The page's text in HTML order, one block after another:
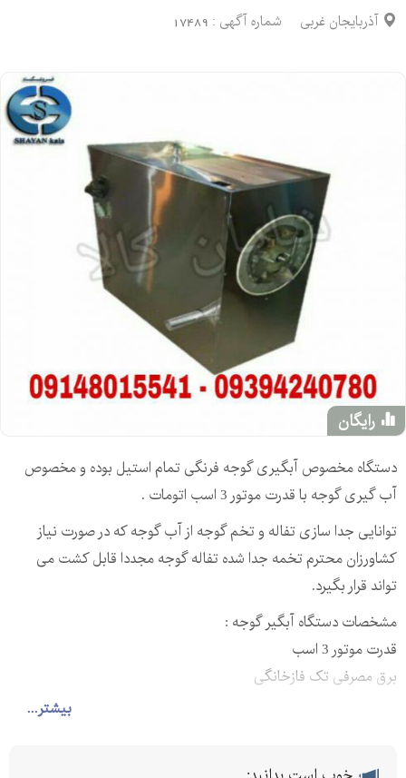
آذربایجان غربی شماره آگهی : 17489
رایگان
بیشتر...
دستگاه مخصوص آبگیری گوجه فرنگی تمام استیل بوده و مخصوص
آب گیری گوجه با قدرت موتور 3 اسب اتومات .
توانایی جدا سازی تفاله و تخم گوجه از آب گوجه که در صورت نیاز
کشاورزان محترم تخمه جدا شده تفاله گوجه مجددا قابل کشت می
تواند قرار بگیرد.
مشخصات دستگاه آبگیر گوجه :
قدرت موتور 3 اسب
برق مصرفی تک فازخانگی
تمام اتومات دارای دو خروجی آب گوجه و تفاله گوجه با تفاله خشک